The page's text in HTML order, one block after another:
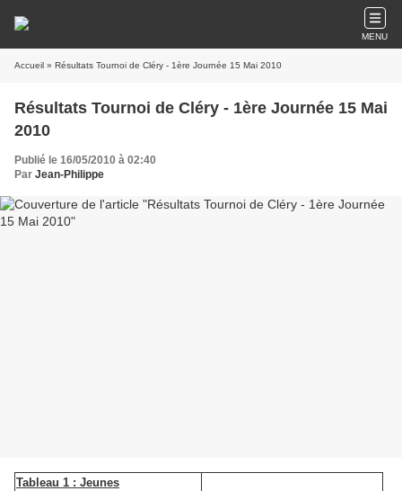
MENU
Accueil » Résultats Tournoi de Cléry - 1ère Journée 15 Mai 2010
Résultats Tournoi de Cléry - 1ère Journée 15 Mai
2010
Publié le 16/05/2010 à 02:40
Par Jean-Philippe
Tableau 1 : Jeunes